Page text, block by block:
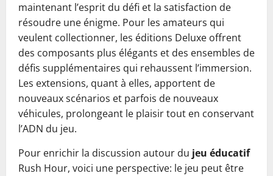
maintenant l’esprit du défi et la satisfaction de
résoudre une énigme. Pour les amateurs qui
veulent collectionner, les éditions Deluxe offrent
des composants plus élégants et des ensembles de
défis supplémentaires qui rehaussent l’immersion.
Les extensions, quant à elles, apportent de
nouveaux scénarios et parfois de nouveaux
véhicules, prolongeant le plaisir tout en conservant
l’ADN du jeu.
Pour enrichir la discussion autour du jeu éducatif
Rush Hour, voici une perspective: le jeu peut être